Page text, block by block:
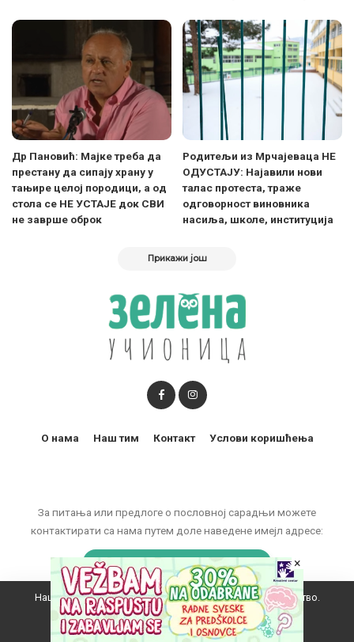
Др Пановић: Мајке треба да
престану да сипају храну у
тањире целој породици, а од
стола се НЕ УСТАЈЕ док СВИ
не заврше оброк
Родитељи из Мрчајеваца НЕ
ОДУСТАЈУ: Најавили нови
талас протеста, траже
одговорност виновника
насиља, школе, институција
Прикажи још
За питања или предлоге о пословној сарадњи можете
контактирати са нама путем доле наведене имејл адресе:
marketing@zelenaucionica.com
О нама Наш тим Контакт Услови коришћења
© 2011-2024 Copyright by Zelena učionica. All Rights reserved.
Наш вебсајт користи колачиће да побољша ваше искуство.
Прихватам
×